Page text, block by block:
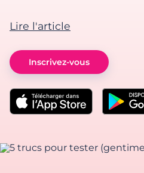
Lire l'article
Inscrivez-vous